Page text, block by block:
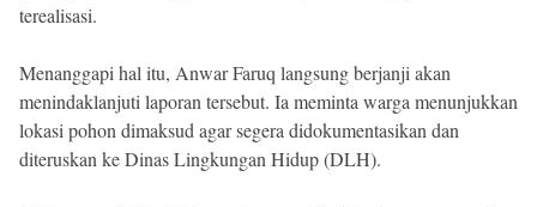
terealisasi.
Menanggapi hal itu, Anwar Faruq langsung berjanji akan
menindaklanjuti laporan tersebut. Ia meminta warga menunjukkan
lokasi pohon dimaksud agar segera didokumentasikan dan
diteruskan ke Dinas Lingkungan Hidup (DLH).